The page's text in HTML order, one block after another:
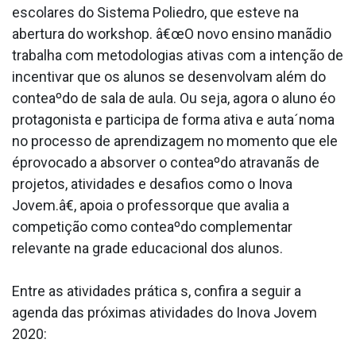
escolares do Sistema Poliedro, que esteve na
abertura do workshop. â€œO novo ensino manãdio
trabalha com metodologias ativas com a intenção de
incentivar que os alunos se desenvolvam além do
conteaºdo de sala de aula. Ou seja, agora o aluno éo
protagonista e participa de forma ativa e auta´noma
no processo de aprendizagem no momento que ele
éprovocado a absorver o conteaºdo atravanãs de
projetos, atividades e desafios como o Inova
Jovem.â€, apoia o professorque que avalia a
competição como conteaºdo complementar
relevante na grade educacional dos alunos.
Entre as atividades prática s, confira a seguir a
agenda das próximas atividades do Inova Jovem
2020: